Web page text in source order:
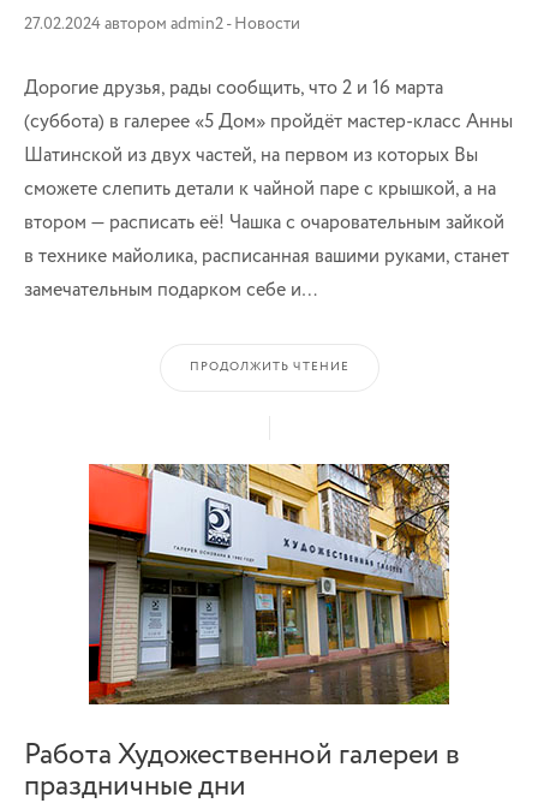
27.02.2024автором admin2-Новости
Дорогие друзья, рады сообщить, что 2 и 16 марта
(суббота) в галерее «5 Дом» пройдёт мастер-класс Анны
Шатинской из двух частей, на первом из которых Вы
сможете слепить детали к чайной паре с крышкой, а на
втором — расписать её! Чашка с очаровательным зайкой
в технике майолика, расписанная вашими руками, станет
замечательным подарком себе и…
ПРОДОЛЖИТЬ ЧТЕНИЕ
Работа Художественной галереи в
праздничные дни